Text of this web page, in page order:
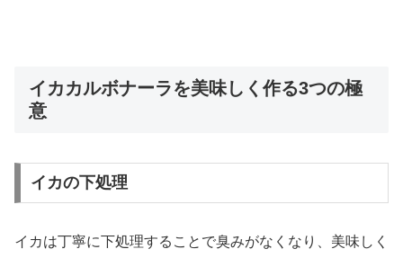
イカカルボナーラを美味しく作る3つの極
意
イカの下処理
イカは丁寧に下処理することで臭みがなくなり、美味しく